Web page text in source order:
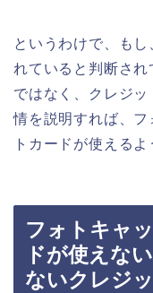
というわけで、も
れていると判断さ
ではなく、クレジ
情を説明すれば、
トカードが使える
フォトキャ
ドが使えな
ないクレジ